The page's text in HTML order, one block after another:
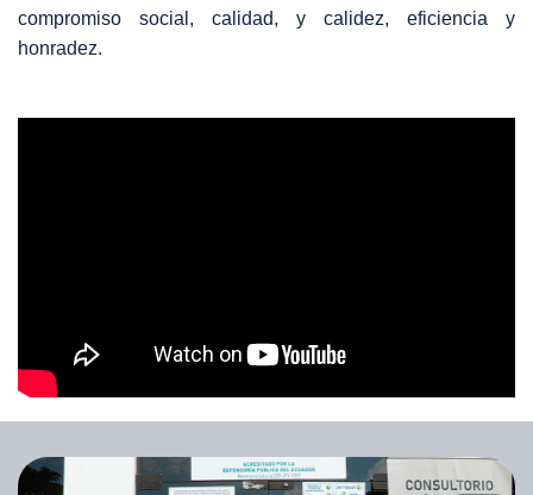
compromiso social, calidad, y calidez, eficiencia y
honradez.